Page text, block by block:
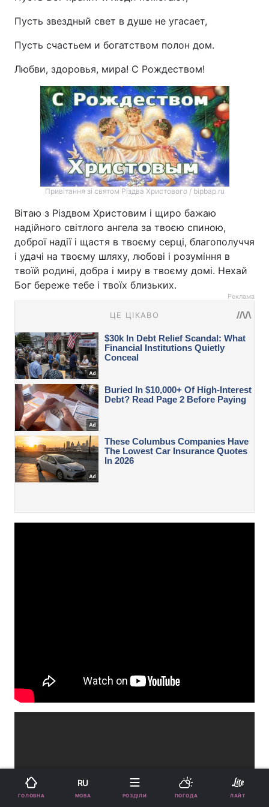
Пусть звездный свет в душе не угасает,
Пусть счастьем и богатством полон дом.
Любви, здоровья, мира! С Рождеством!
Привітання зі святом Різдва Христового / bipbap.ru
Вітаю з Різдвом Христовим і щиро бажаю
надійного світлого ангела за твоєю спиною,
доброї надії і щастя в твоєму серці, благополуччя
і удачі на твоєму шляху, любові і розуміння в
твоїй родині, добра і миру в твоєму домі. Нехай
Бог береже тебе і твоїх близьких.
Реклама
ГОЛОВНА
RU
МОВА РОЗДІЛИ ПОГОДА ЛАЙТ